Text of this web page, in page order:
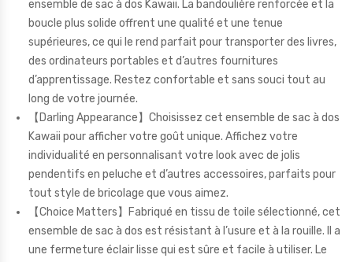
ensemble de sac à dos Kawaii. La bandoulière renforcée et la
boucle plus solide offrent une qualité et une tenue
supérieures, ce qui le rend parfait pour transporter des livres,
des ordinateurs portables et d’autres fournitures
d’apprentissage. Restez confortable et sans souci tout au
long de votre journée.
【Darling Appearance】Choisissez cet ensemble de sac à dos
Kawaii pour afficher votre goût unique. Affichez votre
individualité en personnalisant votre look avec de jolis
pendentifs en peluche et d’autres accessoires, parfaits pour
tout style de bricolage que vous aimez.
【Choice Matters】Fabriqué en tissu de toile sélectionné, cet
ensemble de sac à dos est résistant à l’usure et à la rouille. Il a
une fermeture éclair lisse qui est sûre et facile à utiliser. Le